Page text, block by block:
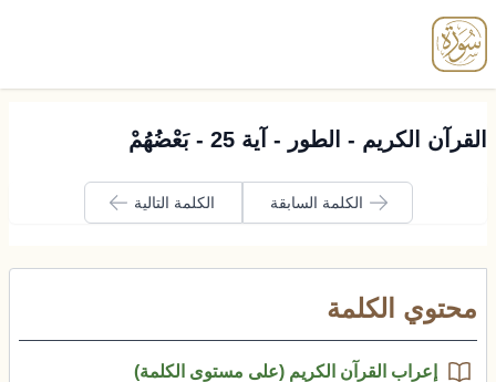
القرآن الكريم - الطور - آية 25 - بَعْضُهُمْ
الكلمة السابقة الكلمة التالية
محتوي الكلمة
إعراب القرآن الكريم (على مستوى الكلمة)